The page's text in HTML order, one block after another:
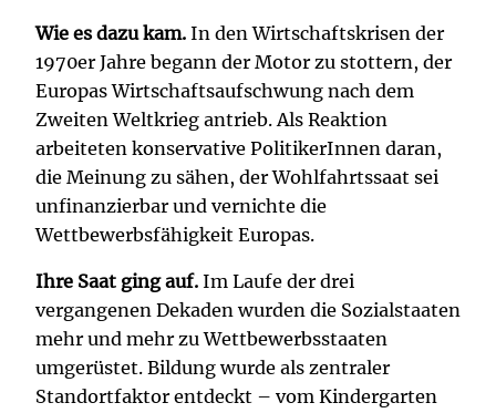
Wie es dazu kam. In den Wirtschaftskrisen der
1970er Jahre begann der Motor zu stottern, der
Europas Wirtschaftsaufschwung nach dem
Zweiten Weltkrieg antrieb. Als Reaktion
arbeiteten konservative PolitikerInnen daran,
die Meinung zu sähen, der Wohlfahrtssaat sei
unfinanzierbar und vernichte die
Wettbewerbsfähigkeit Europas.
Ihre Saat ging auf. Im Laufe der drei
vergangenen Dekaden wurden die Sozialstaaten
mehr und mehr zu Wettbewerbsstaaten
umgerüstet. Bildung wurde als zentraler
Standortfaktor entdeckt – vom Kindergarten